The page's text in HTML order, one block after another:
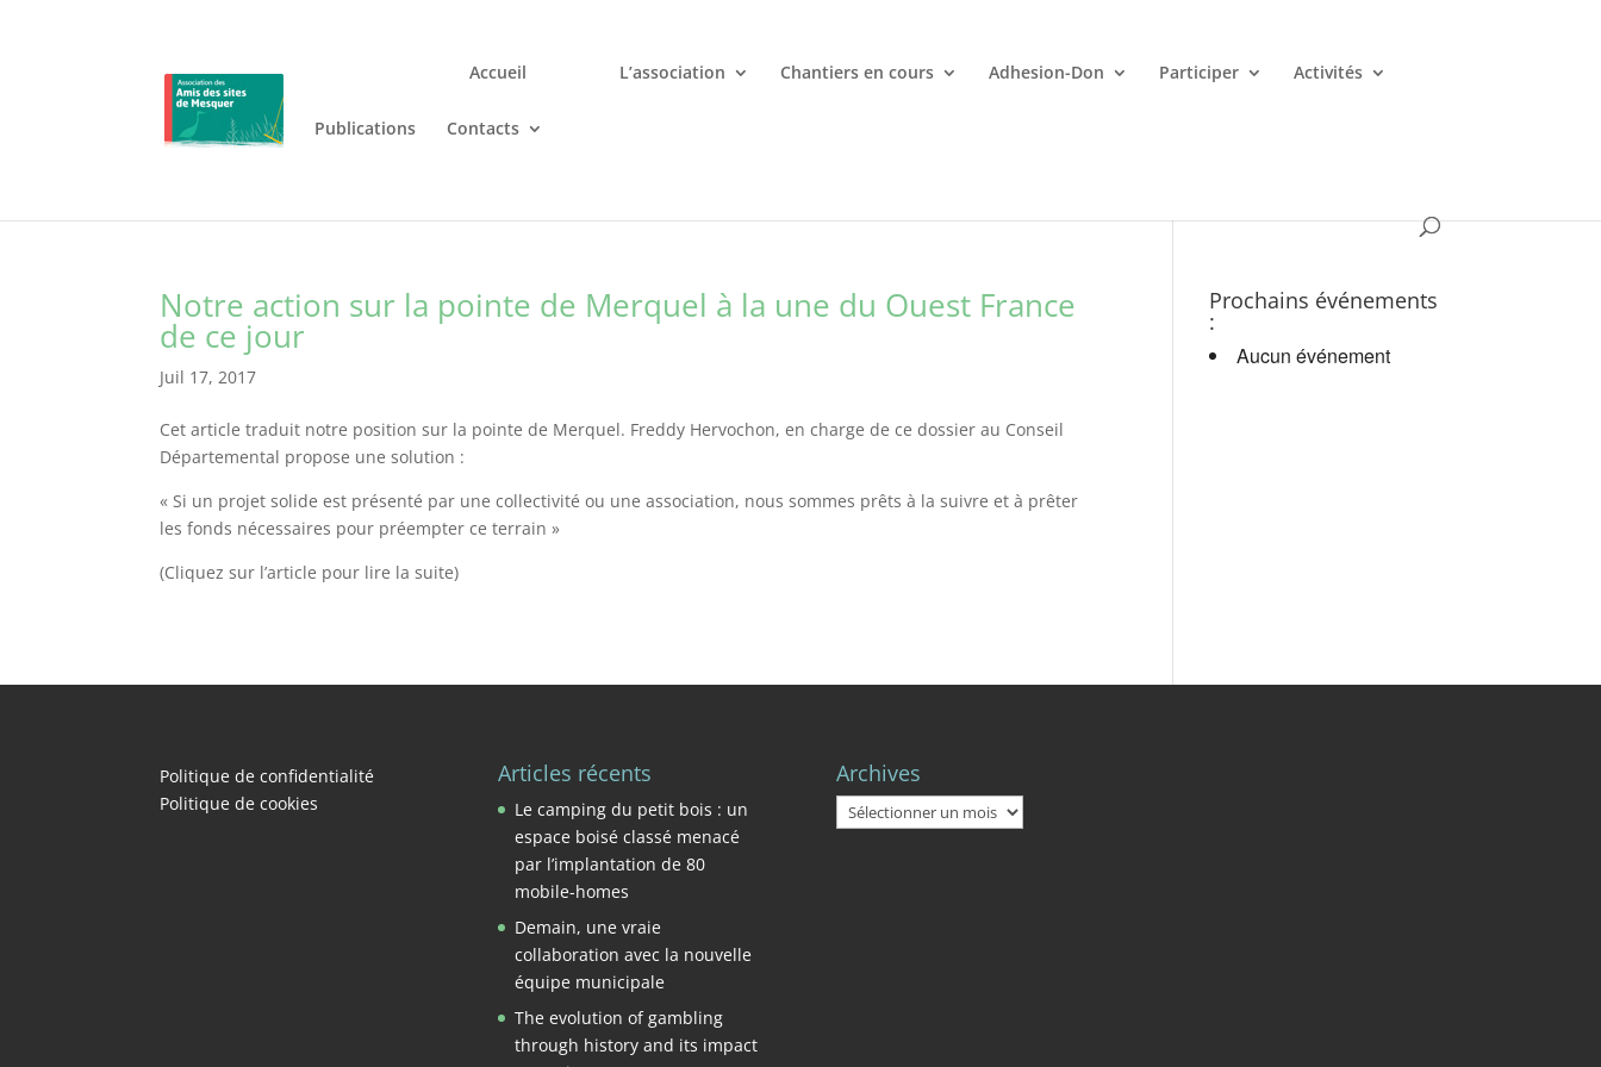
Accueil L’association Chantiers en cours Adhesion-Don Participer Activités
Publications Contacts
Jouez n’importe où et n’importe quand avec votre smartphone chez
Notre action sur la pointe de Merquel à la une du Ouest France
de ce jour
Juil 17, 2017
Cet article traduit notre position sur la pointe de Merquel. Freddy Hervochon, en charge de ce dossier au Conseil
Départemental propose une solution :
« Si un projet solide est présenté par une collectivité ou une association, nous sommes prêts à la suivre et à prêter
les fonds nécessaires pour préempter ce terrain »
(Cliquez sur l’article pour lire la suite)
Prochains événements
:
Aucun événement
Politique de confidentialité
Politique de cookies
Articles récents
Le camping du petit bois : un
espace boisé classé menacé
par l’implantation de 80
mobile-homes
Demain, une vraie
collaboration avec la nouvelle
équipe municipale
The evolution of gambling
through history and its impact
Archives
Archives